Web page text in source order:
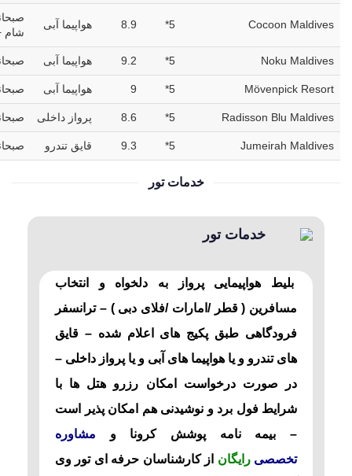
Cocoon Maldives
5*
8.9 هواپیما آبی
شام
Noku Maldives
5*
9.2 هواپیما آبی
Mӧvenpick Resort
5*
9 هواپیما آبی
Radisson Blu Maldives
5*
8.6 پرواز داخلی
Jumeirah Maldives
5*
9.3 قایق تندرو
خدمات تور
خدمات تور
بلیط هواپیمایی پرواز به دلخواه و انتخاب
مسافرین ( قطر /امارات /فلای دبی ) – ترانسفر
فرودگاهی طبق پکیج های اعلام شده – قایق
های تندرو و یا هواپیما های آبی و یا پرواز داخلی –
در صورت درخواست امکان رزرو هتل ها با
شرایط فول برد و نوشیدنی هم امکان پذیر است
– بیمه نامه پوشش کرونا و مشاوره
تخصصی رایگان از کارشناسان حرفه ای تور وی